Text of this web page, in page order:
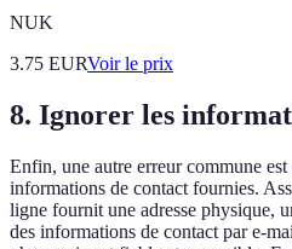
NUK
3.75 EURVoir le prix
8. Ignorer les
Enfin, une autre erreur commune
informations de contact fournies.
ligne fournit une adresse physique,
des informations de contact par e-